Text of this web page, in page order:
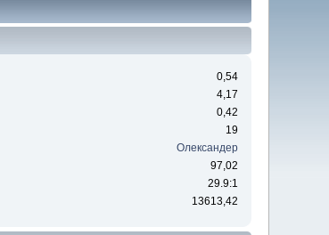
0,54
4,17
0,42
19
Олександер
97,02
29.9:1
13613,42